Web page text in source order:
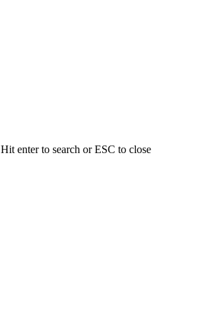
Hit enter to search or ESC to close